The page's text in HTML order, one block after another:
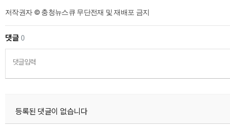
저작권자 © 충청뉴스큐 무단전재 및 재배포 금지
댓글0
댓글입력
등록된 댓글이 없습니다